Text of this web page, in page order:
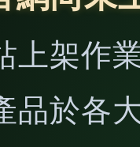
上架作
品於各